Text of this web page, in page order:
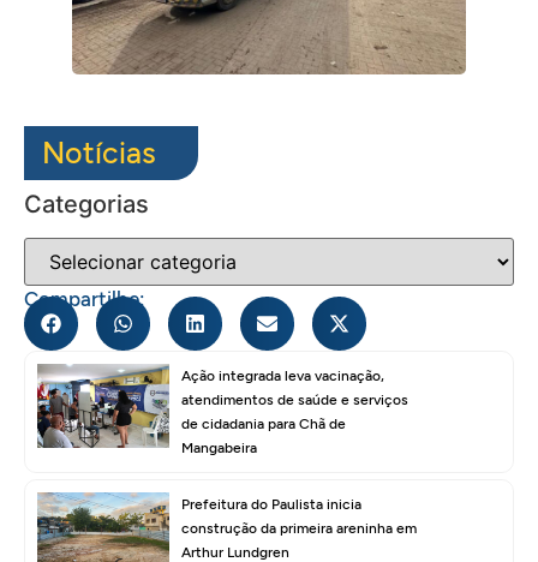
Notícias
Categorias
Compartilhe:
Ação integrada leva vacinação,
atendimentos de saúde e serviços
de cidadania para Chã de
Mangabeira
Prefeitura do Paulista inicia
construção da primeira areninha em
Arthur Lundgren